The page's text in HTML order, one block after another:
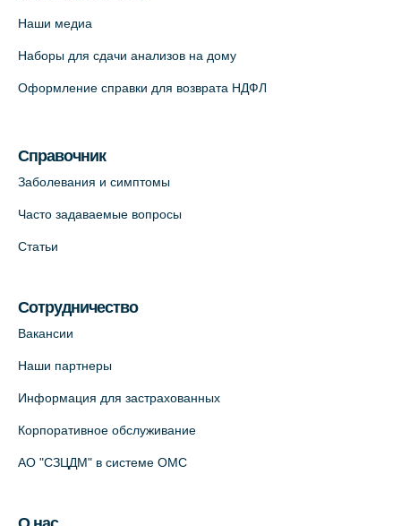
Наши медиа
Наборы для сдачи анализов на дому
Оформление справки для возврата НДФЛ
Справочник
Заболевания и симптомы
Часто задаваемые вопросы
Статьи
Сотрудничество
Вакансии
Наши партнеры
Информация для застрахованных
Корпоративное обслуживание
АО "СЗЦДМ" в системе ОМС